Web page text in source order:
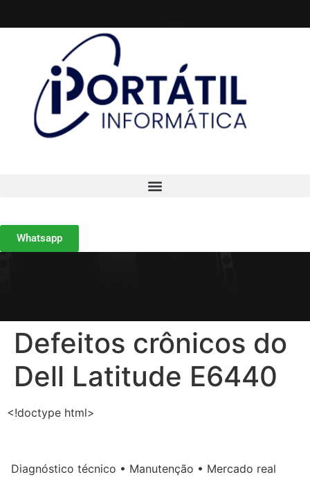
Whatsapp
Defeitos crônicos do
Dell Latitude E6440
<!doctype html>
Diagnóstico técnico • Manutenção • Mercado real